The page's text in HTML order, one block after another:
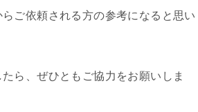
ご依頼される方の参考になると思い
ら、ぜひともご協力をお願いしま